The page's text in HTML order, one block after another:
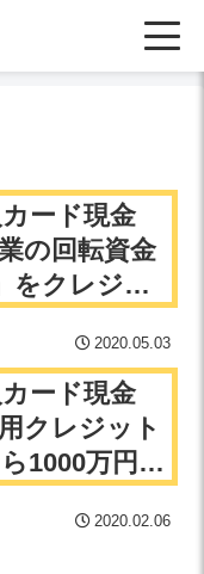
カード現金
の回転資金
をクレジッ
2020.05.03
カード現金
クレジット
1000万円で
や回転資金の
2020.02.06